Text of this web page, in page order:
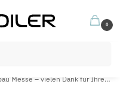
0
Garantiebedingungen
– vielen Dank für Ihren Besuch